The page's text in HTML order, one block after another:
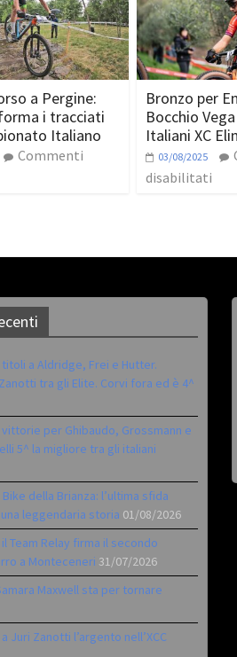
a Pergine:
i tracciati
Italiano
Commenti
Bronzo per
Bocchio
Italiani XC
03/08/2025
disabilitati
titoli a Aldridge, Frei e Hutter.
tra gli Elite. Corvi fora ed è 4^
vittorie per Ghibaudo, Grossmann e
5^ la migliore tra gli italiani
Bike della Brianza: l’ultima sfida
leggendaria storia 01/08/2026
il Team Relay firma il secondo
a Monteceneri 31/07/2026
Maxwell sta per tornare
Juri Zanotti l’argento nell’XCC